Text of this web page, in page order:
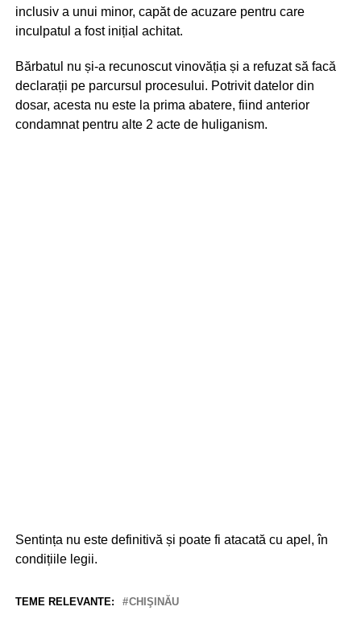
inclusiv a unui minor, capăt de acuzare pentru care
inculpatul a fost inițial achitat.
Bărbatul nu și-a recunoscut vinovăția și a refuzat să facă
declarații pe parcursul procesului. Potrivit datelor din
dosar, acesta nu este la prima abatere, fiind anterior
condamnat pentru alte 2 acte de huliganism.
Sentința nu este definitivă și poate fi atacată cu apel, în
condițiile legii.
TEME RELEVANTE: CHIŞINĂU